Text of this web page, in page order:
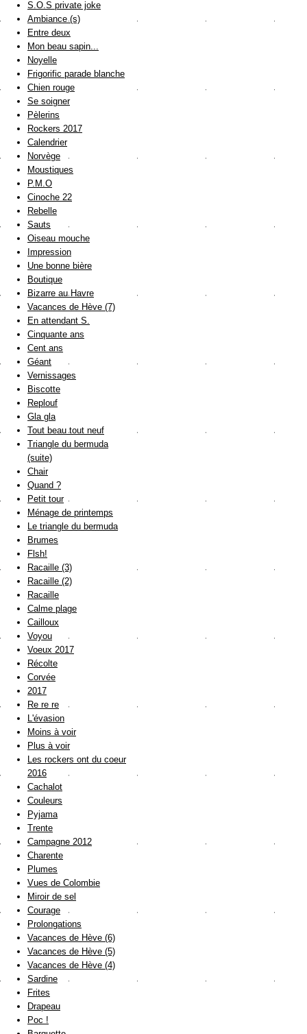
S.O.S private joke
Ambiance (s)
Entre deux
Mon beau sapin...
Noyelle
Frigorific parade blanche
Chien rouge
Se soigner
Pèlerins
Rockers 2017
Calendrier
Norvège
Moustiques
P.M.O
Cinoche 22
Rebelle
Sauts
Oiseau mouche
Impression
Une bonne bière
Boutique
Bizarre au Havre
Vacances de Hève (7)
En attendant S.
Cinquante ans
Cent ans
Géant
Vernissages
Biscotte
Replouf
Gla gla
Tout beau tout neuf
Triangle du bermuda
(suite)
Chair
Quand ?
Petit tour
Ménage de printemps
Le triangle du bermuda
Brumes
Flsh!
Racaille (3)
Racaille (2)
Racaille
Calme plage
Cailloux
Voyou
Voeux 2017
Récolte
Corvée
2017
Re re re
L'évasion
Moins à voir
Plus à voir
Les rockers ont du coeur
2016
Cachalot
Couleurs
Pyjama
Trente
Campagne 2012
Charente
Plumes
Vues de Colombie
Miroir de sel
Courage
Prolongations
Vacances de Hève (6)
Vacances de Hève (5)
Vacances de Hève (4)
Sardine
Frites
Drapeau
Poc !